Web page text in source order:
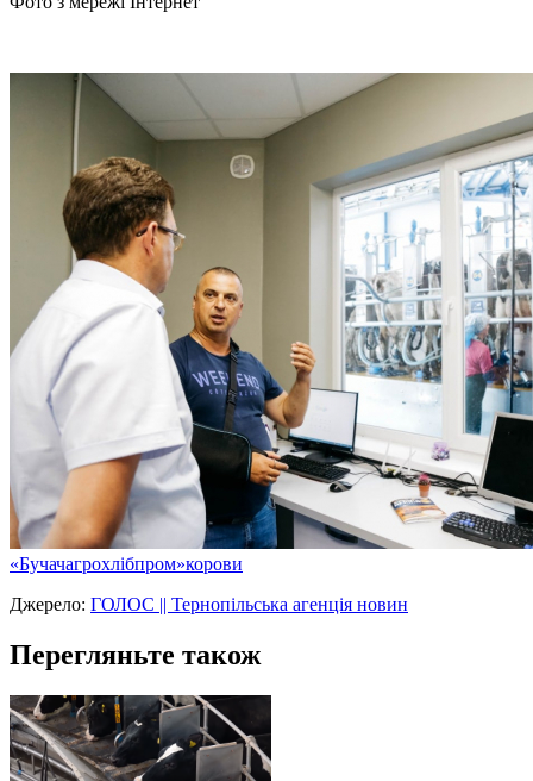
«Бучачагрохлібпром»корови
Джерело: ГОЛОС || Тернопільська агенція новин
Перегляньте також